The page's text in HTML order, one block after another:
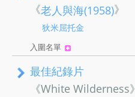
《老人與海(1958)》
狄米屈托金
入圍名單
最佳紀錄片
《White Wilderness》